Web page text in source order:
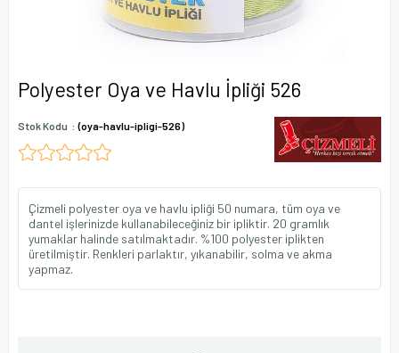
Polyester Oya ve Havlu İpliği 526
Stok Kodu (oya-havlu-ipligi-526)
Çizmeli polyester oya ve havlu ipliği 50 numara, tüm oya ve
dantel işlerinizde kullanabileceğiniz bir ipliktir. 20 gramlık
yumaklar halinde satılmaktadır. %100 polyester iplikten
üretilmiştir. Renkleri parlaktır, yıkanabilir, solma ve akma
yapmaz.